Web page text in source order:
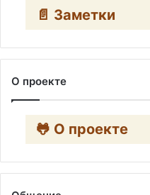
📄 Заметки
О проекте
🐸 О проекте